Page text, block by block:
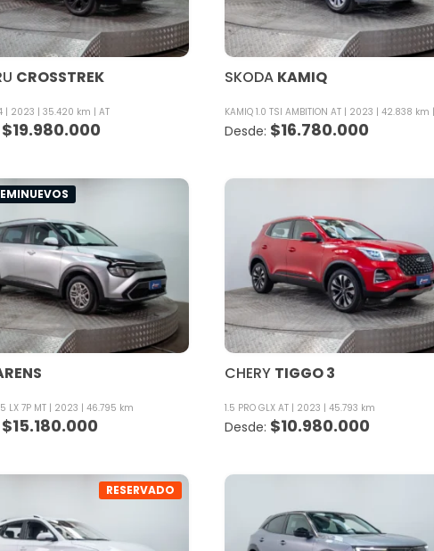
CROSSTREK
2023 35.420 km AT
$19.980.000
SKODA KAMIQ
KAMIQ 1.0 TSI AMBITION AT 2023 42.838 km
$16.780.000
LX 7P MT 2023 46.795 km
$15.180.000
CHERY TIGGO 3
1.5 PRO GLX AT 2023 45.793 km
$10.980.000
RESERVADO